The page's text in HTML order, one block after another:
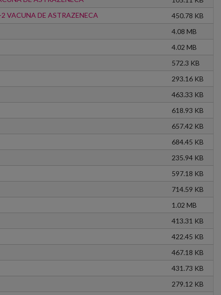
VACUNA DE ASTRAZENECA
450.78 KB
4.08 MB
4.02 MB
572.3 KB
293.16 KB
463.33 KB
618.93 KB
657.42 KB
684.45 KB
235.94 KB
597.18 KB
714.59 KB
1.02 MB
413.31 KB
422.45 KB
467.18 KB
431.73 KB
279.12 KB